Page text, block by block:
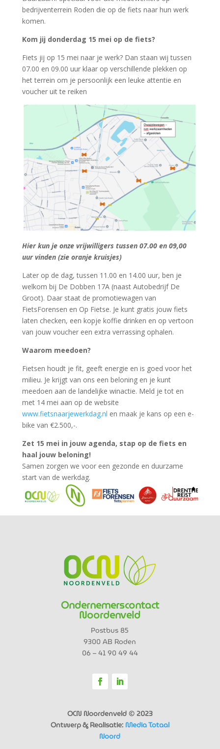
bedrijventerrein Roden die op de fiets naar hun werk
komen.
Kom jij donderdag 15 mei op de fiets?
Fiets jij op 15 mei naar je werk? Dan staan wij tussen
07.00 en 09.00 uur klaar op verschillende plekken op
het terrein om je persoonlijk een leuke attentie en
voucher uit te reiken
Hier kun je onze vrijwilligers tussen 07.00 en 09,00
uur vinden (zie oranje kruisjes)
Later op de dag, tussen 11.00 en 14.00 uur, ben je
welkom bij De Dobben 17A (naast Autobedrijf De
Groot). Daar staat de promotiewagen van
FietsForensen en Op Fietse. Je kunt gratis jouw fiets
laten checken, een kopje koffie drinken en op vertoon
van jouw voucher een extra verrassing ophalen.
Waarom meedoen?
Fietsen houdt je fit, geeft energie en is goed voor het
milieu. Je krijgt van ons een beloning en je kunt
meedoen aan de landelijke winactie. Meld je tot en
met 14 mei aan op de website
www.fietsnaarjewerkdag.nl en maak je kans op een e-
bike van €2.500,-.
Zet 15 mei in jouw agenda, stap op de fiets en
haal jouw beloning!
Samen zorgen we voor een gezonde en duurzame
start van de werkdag.
Ondernemerscontact
Noordenveld
Postbus 85
9300 AB Roden
06 – 41 90 49 44
OCN Noordenveld © 2023
Ontwerp & Realisatie: Media Totaal
Noord